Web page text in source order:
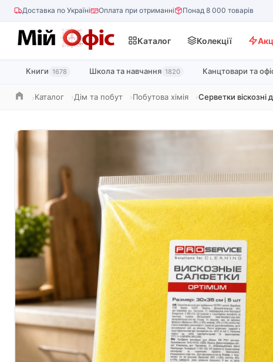
Доставка по Україні Оплата при отриманні Понад 8 000 товарів
Каталог Колекції
Книги 1678 Школа та навчання 1820 Канцтовари та
ГоловнаКаталог Дім та побут Побутова хімія Серветки віскозні